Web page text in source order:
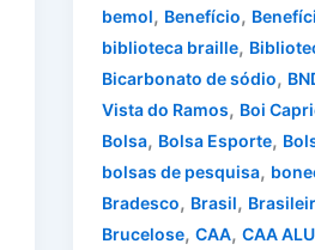
bemol, Benefício,
biblioteca braille,
Bicarbonato de sódio,
Vista do Ramos, Boi
Bolsa, Bolsa Esporte,
bolsas de pesquisa,
Bradesco, Brasil,
Brucelose, CAA, CAA